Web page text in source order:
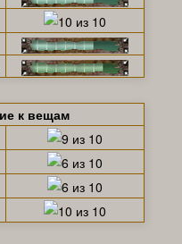
к вещам